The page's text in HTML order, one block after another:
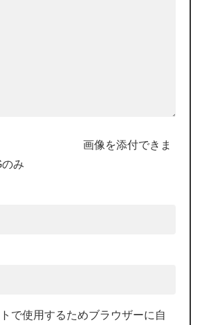
画像を添付できま
み
で使用するためブラウザーに自